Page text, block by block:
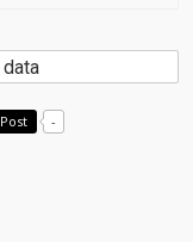
Post -